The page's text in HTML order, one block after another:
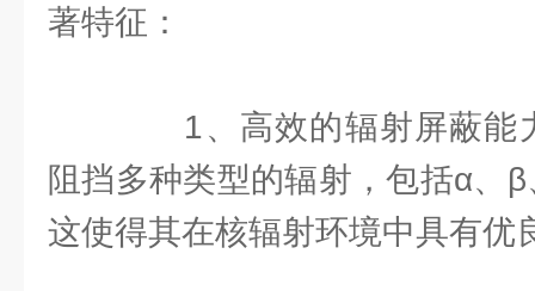
著特征：
1、高效的辐射屏蔽能
阻挡多种类型的辐射，包括α、
这使得其在核辐射环境中具有优